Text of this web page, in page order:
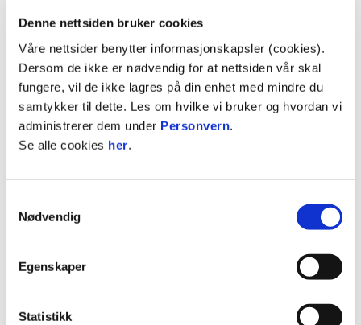
Denne nettsiden bruker cookies
Våre nettsider benytter informasjonskapsler (cookies).
Dersom de ikke er nødvendig for at nettsiden vår skal
fungere, vil de ikke lagres på din enhet med mindre du
samtykker til dette. Les om hvilke vi bruker og hvordan vi
administrerer dem under Personvern.
Se alle cookies her.
Nødvendig
Egenskaper
Statistikk